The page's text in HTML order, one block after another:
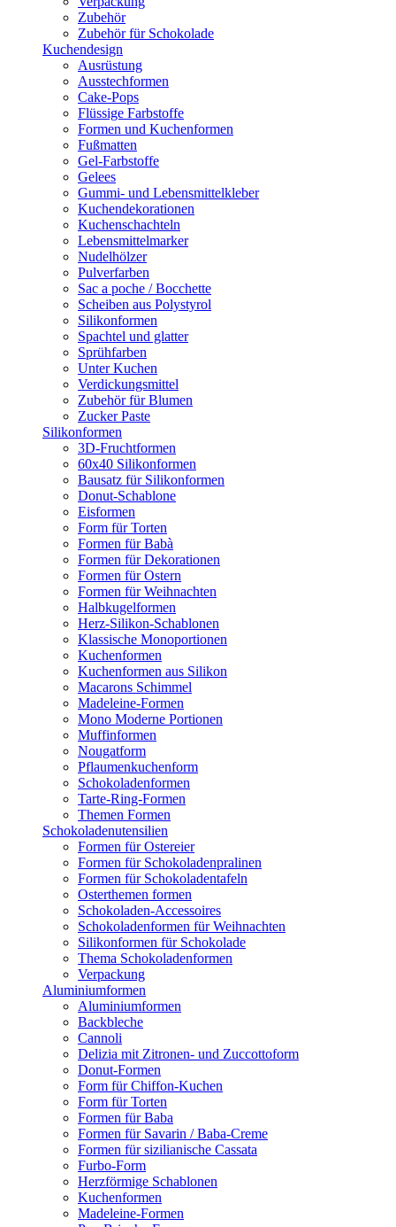
Zubehör
Zubehör für Schokolade
Kuchendesign
Ausrüstung
Ausstechformen
Cake-Pops
Flüssige Farbstoffe
Formen und Kuchenformen
Fußmatten
Gel-Farbstoffe
Gelees
Gummi- und Lebensmittelkleber
Kuchendekorationen
Kuchenschachteln
Lebensmittelmarker
Nudelhölzer
Pulverfarben
Sac a poche / Bocchette
Scheiben aus Polystyrol
Silikonformen
Spachtel und glatter
Sprühfarben
Unter Kuchen
Verdickungsmittel
Zubehör für Blumen
Zucker Paste
Silikonformen
3D-Fruchtformen
60x40 Silikonformen
Bausatz für Silikonformen
Donut-Schablone
Eisformen
Form für Torten
Formen für Babà
Formen für Dekorationen
Formen für Ostern
Formen für Weihnachten
Halbkugelformen
Herz-Silikon-Schablonen
Klassische Monoportionen
Kuchenformen
Kuchenformen aus Silikon
Macarons Schimmel
Madeleine-Formen
Mono Moderne Portionen
Muffinformen
Nougatform
Pflaumenkuchenform
Schokoladenformen
Tarte-Ring-Formen
Themen Formen
Schokoladenutensilien
Formen für Ostereier
Formen für Schokoladenpralinen
Formen für Schokoladentafeln
Osterthemen formen
Schokoladen-Accessoires
Schokoladenformen für Weihnachten
Silikonformen für Schokolade
Thema Schokoladenformen
Verpackung
Aluminiumformen
Aluminiumformen
Backbleche
Cannoli
Delizia mit Zitronen- und Zuccottoform
Donut-Formen
Form für Chiffon-Kuchen
Form für Torten
Formen für Baba
Formen für Savarin / Baba-Creme
Formen für sizilianische Cassata
Furbo-Form
Herzförmige Schablonen
Kuchenformen
Madeleine-Formen